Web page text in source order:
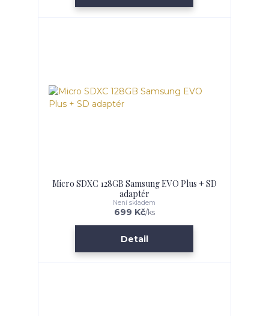
Micro SDXC 128GB Samsung EVO Plus + SD
adaptér
699 Kč/ks
Není skladem
Detail